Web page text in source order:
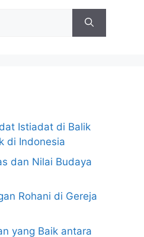
Istiadat di Balik
di Indonesia
dan Nilai Budaya
Rohani di Gereja
yang Baik antara